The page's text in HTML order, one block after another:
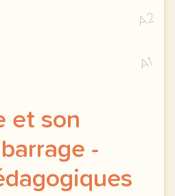
A2
A1
et son
-